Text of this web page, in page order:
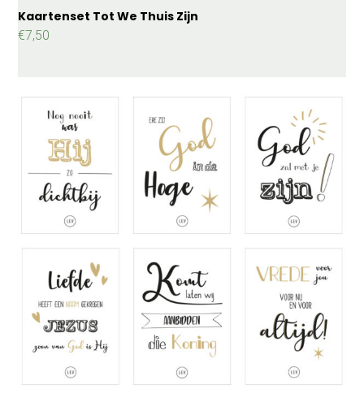
Kaartenset Tot We Thuis Zijn
€7,50